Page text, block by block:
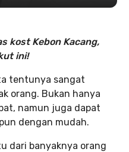
kost Kebon Kacang,
ini!
tentunya sangat
orang. Bukan hanya
namun juga dapat
dengan mudah.
dari banyaknya orang